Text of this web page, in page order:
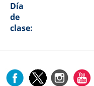
Día
de
clase: